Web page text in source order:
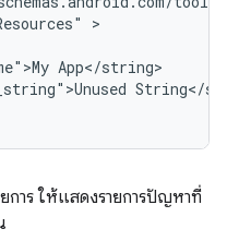
>
String</
การ ให้แสดงรายการปัญหาที่